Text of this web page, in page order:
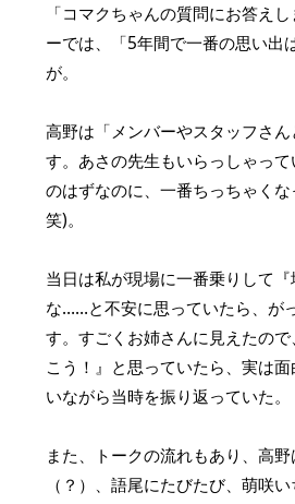
「コマクちゃんの質問にお答え
ーでは、「5年間で一番の思い出
が。
高野は「メンバーやスタッフさ
す。あさの先生もいらっしゃっ
のはずなのに、一番ちっちゃく
笑)。
当日は私が現場に一番乗りして
な……と不安に思っていたら、が
す。すごくお姉さんに見えたの
こう！』と思っていたら、実は
いながら当時を振り返っていた。
また、トークの流れもあり、高
（？）、語尾にたびたび、萌咲